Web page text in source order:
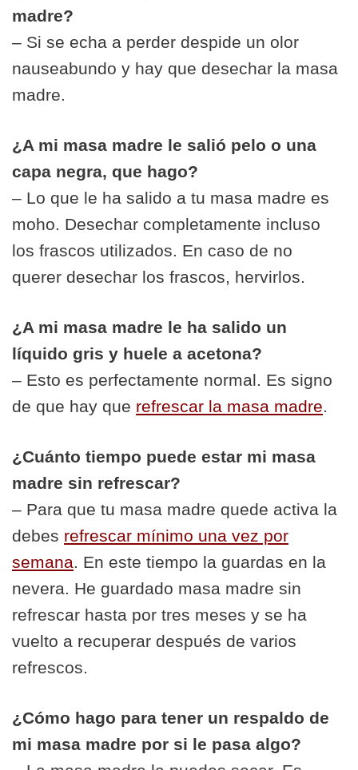
madre?
– Si se echa a perder despide un olor
nauseabundo y hay que desechar la masa
madre.
¿A mi masa madre le salió pelo o una
capa negra, que hago?
– Lo que le ha salido a tu masa madre es
moho. Desechar completamente incluso
los frascos utilizados. En caso de no
querer desechar los frascos, hervirlos.
¿A mi masa madre le ha salido un
líquido gris y huele a acetona?
– Esto es perfectamente normal. Es signo
de que hay que refrescar la masa madre.
¿Cuánto tiempo puede estar mi masa
madre sin refrescar?
– Para que tu masa madre quede activa la
debes refrescar mínimo una vez por
semana. En este tiempo la guardas en la
nevera. He guardado masa madre sin
refrescar hasta por tres meses y se ha
vuelto a recuperar después de varios
refrescos.
¿Cómo hago para tener un respaldo de
mi masa madre por si le pasa algo?